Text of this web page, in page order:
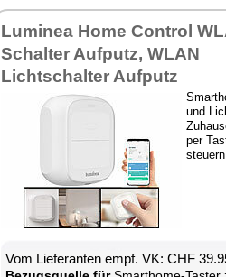
Luminea Home Control
Schalter Aufputz, WLAN
Lichtschalter Aufputz
und
per
steuern
Vom Lieferanten empf. VK: CHF